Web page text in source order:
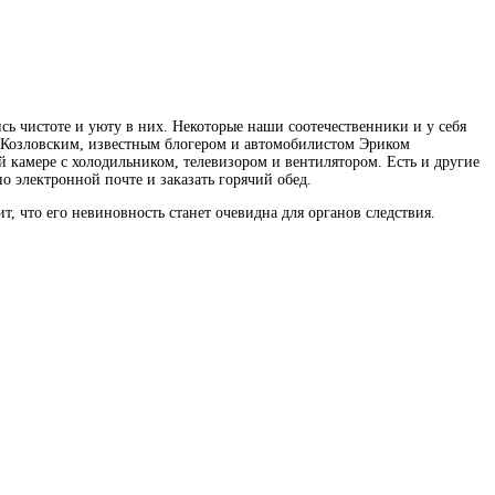
чистоте и уюту в них. Некоторые наши соотечественники и у себя
известным блогером и автомобилистом Эриком
с холодильником, телевизором и вентилятором. Есть и другие
почте и заказать горячий обед.
его невиновность станет очевидна для органов следствия.